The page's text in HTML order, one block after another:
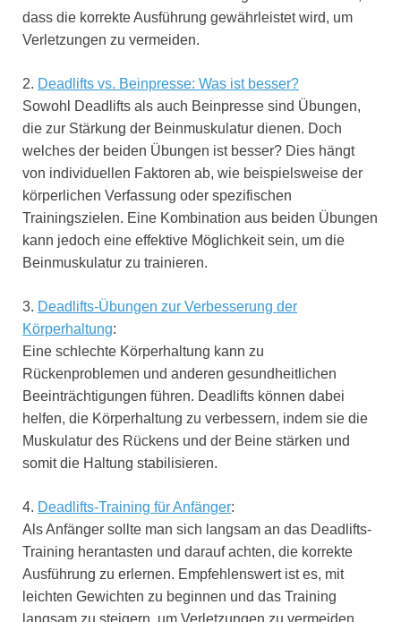
dass die korrekte Ausführung gewährleistet wird, um
Verletzungen zu vermeiden.
2. Deadlifts vs. Beinpresse: Was ist besser?
Sowohl Deadlifts als auch Beinpresse sind Übungen,
die zur Stärkung der Beinmuskulatur dienen. Doch
welches der beiden Übungen ist besser? Dies hängt
von individuellen Faktoren ab, wie beispielsweise der
körperlichen Verfassung oder spezifischen
Trainingszielen. Eine Kombination aus beiden Übungen
kann jedoch eine effektive Möglichkeit sein, um die
Beinmuskulatur zu trainieren.
3. Deadlifts-Übungen zur Verbesserung der
Körperhaltung:
Eine schlechte Körperhaltung kann zu
Rückenproblemen und anderen gesundheitlichen
Beeinträchtigungen führen. Deadlifts können dabei
helfen, die Körperhaltung zu verbessern, indem sie die
Muskulatur des Rückens und der Beine stärken und
somit die Haltung stabilisieren.
4. Deadlifts-Training für Anfänger:
Als Anfänger sollte man sich langsam an das Deadlifts-
Training herantasten und darauf achten, die korrekte
Ausführung zu erlernen. Empfehlenswert ist es, mit
leichten Gewichten zu beginnen und das Training